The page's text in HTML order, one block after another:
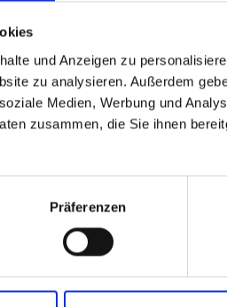
und Anzeigen zu
zu analysieren. Außerdem
Medien, Werbung und
zusammen, die Sie ihnen
Präferenzen